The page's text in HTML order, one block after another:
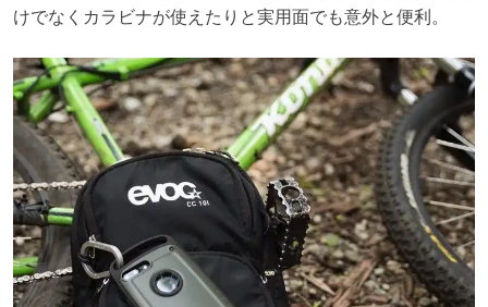
けでなくカラビナが使えたりと実用面でも意外と便利。